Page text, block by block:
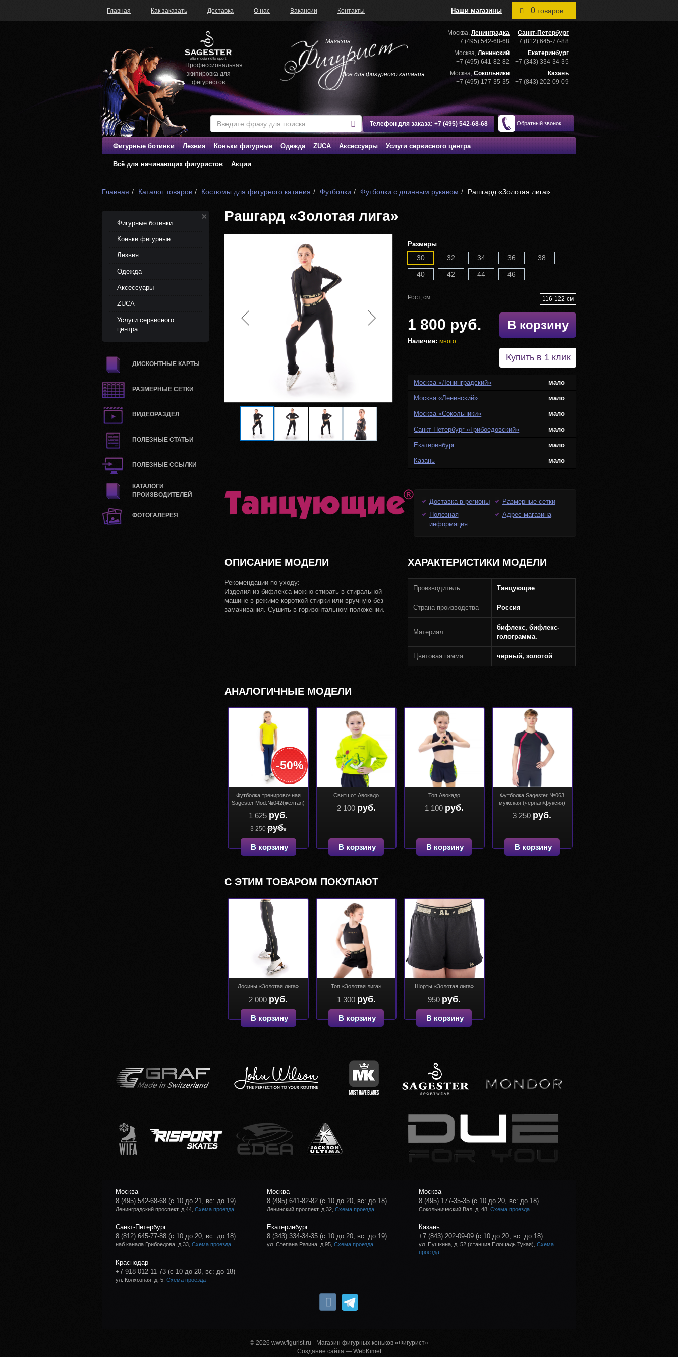
Главная Как заказать Доставка О нас Вакансии Контакты 0 товаров
Наши магазины
Профессиональная
экипировка для
фигуристов
Магазин
Всё для фигурного катания...
Телефон для заказа: +7 (495) 542-68-68
Москва, Ленинградка
+7 (495) 542-68-68
Москва, Ленинский
+7 (495) 641-82-82
Москва, Сокольники
+7 (495) 177-35-35
Санкт-Петербург
+7 (812) 645-77-88
Екатеринбург
+7 (343) 334-34-35
Казань
+7 (843) 202-09-09
Обратный звонок
Фигурные ботинки Лезвия Коньки фигурные Одежда ZUCA Аксессуары Услуги сервисного центра
Всё для начинающих фигуристов Акции
Главная Каталог товаров Костюмы для фигурного катания Футболки Футболки с длинным рукавом Рашгард «Золотая лига»
Фигурные ботинки
Коньки фигурные
Лезвия
Одежда
Аксессуары
ZUCA
Услуги сервисного
центра
ДИСКОНТНЫЕ КАРТЫ
РАЗМЕРНЫЕ СЕТКИ
ВИДЕОРАЗДЕЛ
ПОЛЕЗНЫЕ СТАТЬИ
ПОЛЕЗНЫЕ ССЫЛКИ
КАТАЛОГИ
ПРОИЗВОДИТЕЛЕЙ
ФОТОГАЛЕРЕЯ
Рашгард «Золотая лига»
Размеры
30 32 34 36
38
40
42 44 46
Рост, см 116-122 см
1 800 руб.
Наличие:много
В корзину
Купить в 1 клик
Москва «Ленинградский» мало
Москва «Ленинский» мало
Москва «Сокольники» мало
Санкт-Петербург «Грибоедовский» мало
Екатеринбург мало
Казань мало
Доставка в регионы
Размерные сетки
Полезная
информация
Адрес магазина
ОПИСАНИЕ МОДЕЛИ
Рекомендации по уходу:
Изделия из бифлекса можно стирать в стиральной
машине в режиме короткой стирки или вручную без
замачивания. Сушить в горизонтальном положении.
ХАРАКТЕРИСТИКИ МОДЕЛИ
Производитель Танцующие
Страна производства Россия
Материал
бифлекс, бифлекс-
голограмма.
Цветовая гамма черный, золотой
АНАЛОГИЧНЫЕ МОДЕЛИ
-50%
Футболка тренировочная
Sagester Mod.№042(желтая)
1 625 руб.
3 250руб.
В корзину
Свитшот Авокадо
2 100 руб.
В корзину
Топ Авокадо
1 100 руб.
В корзину
Футболка Sagester №063
мужская (черная/фуксия)
3 250 руб.
В корзину
С ЭТИМ ТОВАРОМ ПОКУПАЮТ
Лосины «Золотая лига»
2 000 руб.
В корзину
Топ «Золотая лига»
1 300 руб.
В корзину
Шорты «Золотая лига»
950 руб.
В корзину
Москва
8 (495) 542-68-68 (с 10 до 21, вс: до 19)
Ленинградский проспект, д.44, Схема проезда
Москва
8 (495) 641-82-82 (с 10 до 20, вс: до 18)
Ленинский проспект, д.32,Схема проезда
Москва
8 (495) 177-35-35 (с 10 до 20, вс: до 18)
Сокольнический Вал, д. 48, Схема проезда
Санкт-Петербург
8 (812) 645-77-88 (с 10 до 20, вс: до 18)
наб.канала Грибоедова, д.33, Схема проезда
Екатеринбург
8 (343) 334-34-35 (с 10 до 20, вс: до 19)
ул. Степана Разина, д.95,Схема проезда
Казань
+7 (843) 202-09-09 (с 10 до 20, вс: до 18)
ул. Пушкина, д. 52 (станция Площадь Тукая), Схема
проезда
Краснодар
+7 918 012-11-73 (с 10 до 20, вс: до 18)
ул. Колхозная, д. 5, Схема проезда
© 2026 www.figurist.ru - Магазин фигурных коньков «Фигурист»
Создание сайта— WebKimet